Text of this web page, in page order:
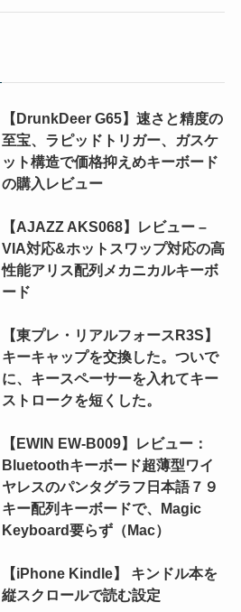
【DrunkDeer G65】速さと精度の
至宝、ラピッドトリガー、ガスケ
ット構造で価格抑えめキーボード
の購入レビュー
【AJAZZ AKS068】レビュー –
VIA対応&ホットスワップ対応の高
性能アリス配列メカニカルキーボ
ード
【東プレ・リアルフォースR3S】
キーキャップを交換した。ついで
に、キースペーサーを入れてキー
ストロークを短くした。
【EWIN EW-B009】レビュー：
Bluetoothキーボード超薄型ワイ
ヤレスのパンタグラフ日本語７９
キー配列キーボードで、Magic
Keyboard要らず（Mac）
【iPhone Kindle】 キンドル本を
縦スクロールで読む設定